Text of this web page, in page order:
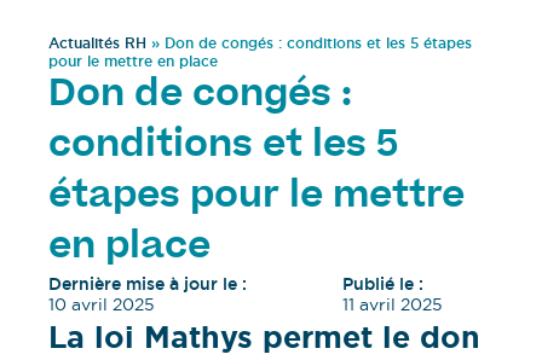
Actualités RH » Don de congés : conditions et les 5 étapes
pour le mettre en place
Don de congés :
conditions et les 5
étapes pour le mettre
en place
Dernière mise à jour le :
10 avril 2025
Publié le :
11 avril 2025
La loi Mathys permet le don